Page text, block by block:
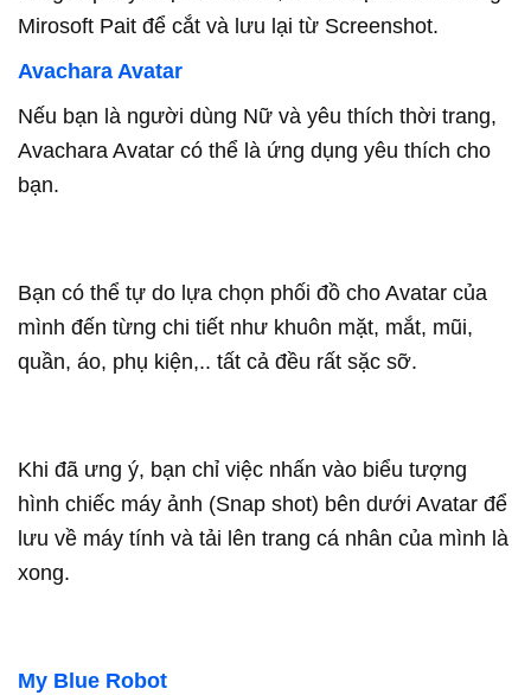
Mirosoft Pait để cắt và lưu lại từ Screenshot.
Avachara Avatar
Nếu bạn là người dùng Nữ và yêu thích thời trang,
Avachara Avatar có thể là ứng dụng yêu thích cho
bạn.
Bạn có thể tự do lựa chọn phối đồ cho Avatar của
mình đến từng chi tiết như khuôn mặt, mắt, mũi,
quần, áo, phụ kiện,.. tất cả đều rất sặc sỡ.
Khi đã ưng ý, bạn chỉ việc nhấn vào biểu tượng
hình chiếc máy ảnh (Snap shot) bên dưới Avatar để
lưu về máy tính và tải lên trang cá nhân của mình là
xong.
My Blue Robot